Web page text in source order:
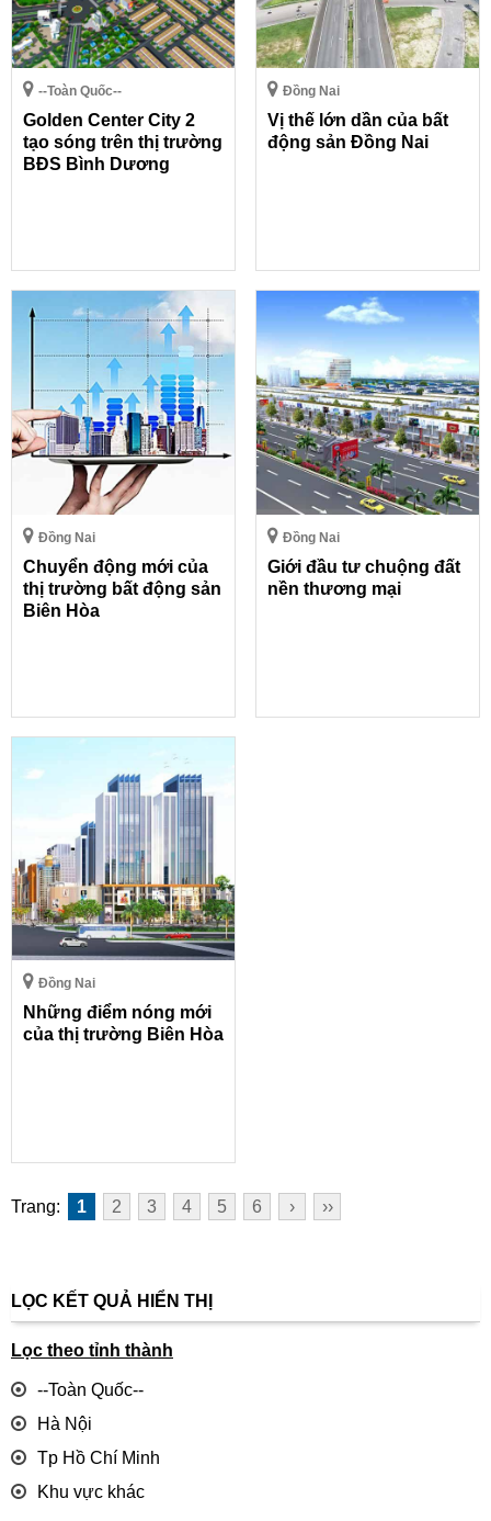
--Toàn Quốc--
Golden Center City 2
tạo sóng trên thị trường
BĐS Bình Dương
Đồng Nai
Vị thế lớn dần của bất
động sản Đồng Nai
Đồng Nai
Chuyển động mới của
thị trường bất động sản
Biên Hòa
Đồng Nai
Giới đầu tư chuộng đất
nền thương mại
Đồng Nai
Những điểm nóng mới
của thị trường Biên Hòa
Trang: 1 2 3 4 5 6 › ››
LỌC KẾT QUẢ HIỂN THỊ
Lọc theo tỉnh thành
--Toàn Quốc--
Hà Nội
Tp Hồ Chí Minh
Khu vực khác